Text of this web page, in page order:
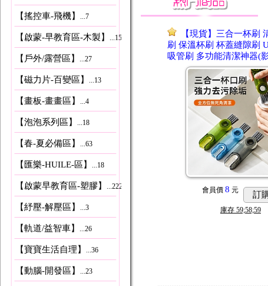
【搖控車-飛機】 ...7
【啟蒙-早教育區-木製】 ...153
【戶外/露營區】 ...27
【磁力片-百變區】 ...13
【畫板-畫畫區】 ...4
【泡泡系列區】 ...18
【春-夏必備區】 ...63
【匯樂-HUILE-區】 ...18
【啟蒙早教育區-塑膠】 ...222
【紓壓-解壓區】 ...3
【軌道/益智車】 ...26
【寶寶生活自理】 ...36
【動腦-開發區】 ...23
【現貨】三合一杯刷
刷 保溫杯刷 杯蓋縫隙刷
吸管刷 多功能清潔神器(
會員價 8 元 訂
庫存 59;58;59